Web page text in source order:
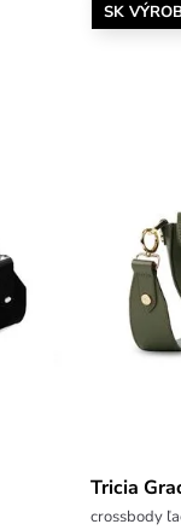
SK
Tricia
crossbody